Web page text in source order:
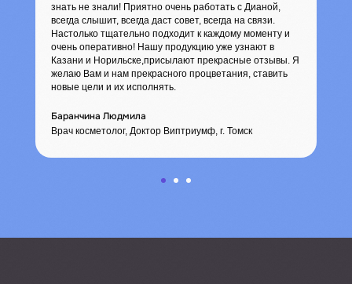
знать не знали! Приятно очень работать с Дианой,
всегда слышит, всегда даст совет, всегда на связи.
Настолько тщательно подходит к каждому моменту и
очень оперативно! Нашу продукцию уже узнают в
Казани и Норильске,присылают прекрасные отзывы. Я
желаю Вам и нам прекрасного процветания, ставить
новые цели и их исполнять.
Баранчина Людмила
Врач косметолог, Доктор Виптриумф, г. Томск